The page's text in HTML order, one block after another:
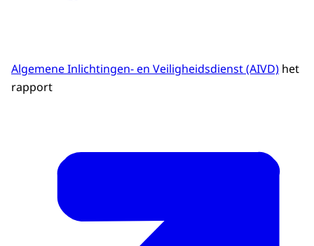
Algemene Inlichtingen- en Veiligheidsdienst (AIVD) het
rapport